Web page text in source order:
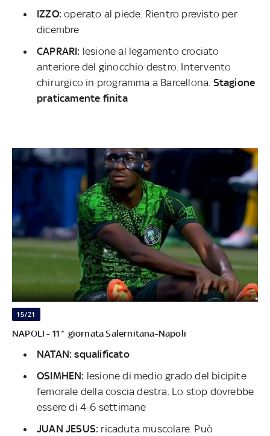
IZZO:operato al piede. Rientro previsto per
dicembre
CAPRARI: lesione al legamento crociato
anteriore del ginocchio destro. Intervento
chirurgico in programma a Barcellona. Stagione
praticamente finita
15/21
NAPOLI - 11^ giornata Salernitana-Napoli
NATAN: squalificato
OSIMHEN: lesione di medio grado del bicipite
femorale della coscia destra. Lo stop dovrebbe
essere di 4-6 settimane
JUAN JESUS: ricaduta muscolare. Può